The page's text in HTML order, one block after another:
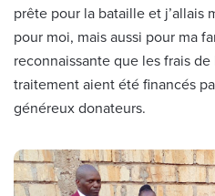
prête pour la bataille et j’allais
pour moi, mais aussi pour ma
reconnaissante que les frais
traitement aient été financés
généreux donateurs.